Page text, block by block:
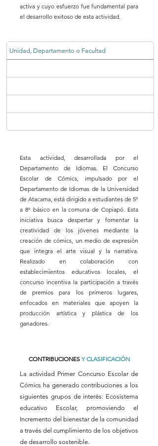
activa y cuyo esfuerzo fue fundamental para
el desarrollo exitoso de esta actividad.
Unidad, Departamento o Facultad
Esta actividad, desarrollada por el
Departamento de Idiomas. El Concurso
Escolar de Cómics, impulsado por el
Departamento de Idiomas de la Universidad
de Atacama, está dirigido a estudiantes de 5º
a 8º básico en la comuna de Copiapó. Esta
iniciativa busca despertar y fomentar la
creatividad de los jóvenes mediante la
creación de cómics, un medio de expresión
que integra el arte visual y la narrativa.
Realizado en colaboración con
establecimientos educativos locales, el
concurso incentiva la participación a través
de premios para los primeros lugares,
enfocados en materiales que apoyen la
producción artística y plástica de los
ganadores.
CONTRIBUCIONES Y CLASIFICACIÓN
La actividad Primer Concurso Escolar de
Cómics ha generado contribuciones a los
siguientes grupos de interés: Ecosistema
educativo Escolar, promoviendo el
Incremento del bienestar de la comunidad
a través del cumplimiento de los objetivos
de desarrollo sostenible.